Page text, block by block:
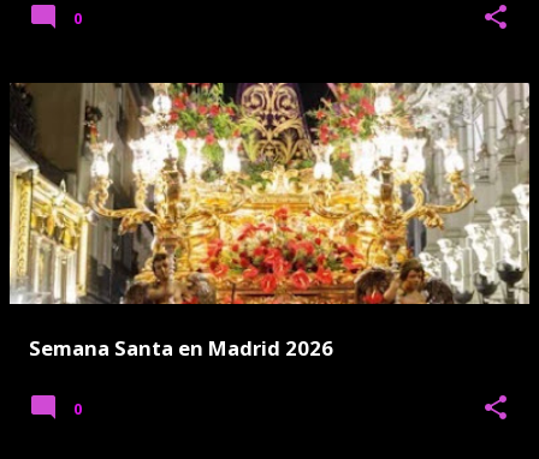
0
Semana Santa en Madrid 2026
0